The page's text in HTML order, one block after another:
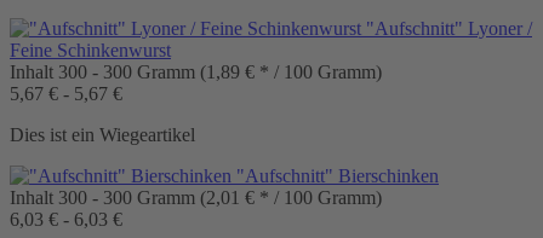
"Aufschnitt" Lyoner /
Feine Schinkenwurst
Inhalt 300 - 300 Gramm (1,89 € * / 100 Gramm)
5,67 € - 5,67 €
Dies ist ein Wiegeartikel
"Aufschnitt" Bierschinken
Inhalt 300 - 300 Gramm (2,01 € * / 100 Gramm)
6,03 € - 6,03 €